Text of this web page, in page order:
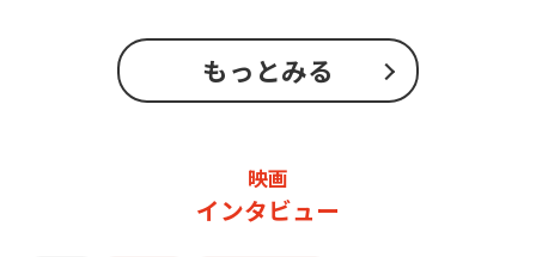
もっとみる
映画
インタビュー